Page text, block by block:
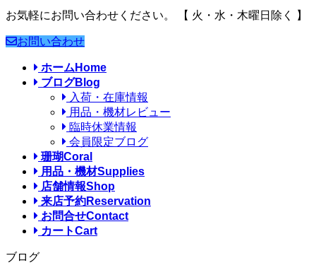
お気軽にお問い合わせください。 【 火・水・木曜日除く 】
お問い合わせ
ホーム Home
ブログBlog
入荷・在庫情報
用品・機材レビュー
臨時休業情報
会員限定ブログ
珊瑚Coral
用品・機材Supplies
店舗情報Shop
来店予約Reservation
お問合せContact
カートCart
ブログ